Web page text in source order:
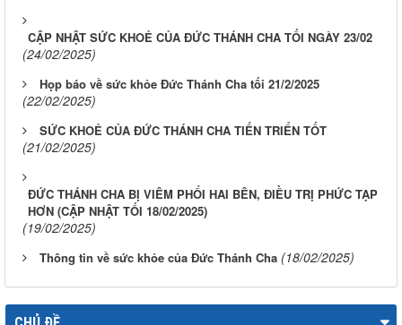
CẬP NHẬT SỨC KHOẺ CỦA ĐỨC THÁNH CHA TỐI NGÀY 23/02
(24/02/2025)
Họp báo về sức khỏe Đức Thánh Cha tối 21/2/2025
(22/02/2025)
SỨC KHOẺ CỦA ĐỨC THÁNH CHA TIẾN TRIỂN TỐT
(21/02/2025)
ĐỨC THÁNH CHA BỊ VIÊM PHỔI HAI BÊN, ĐIỀU TRỊ PHỨC TẠP
HƠN (CẬP NHẬT TỐI 18/02/2025)
(19/02/2025)
Thông tin về sức khỏe của Đức Thánh Cha (18/02/2025)